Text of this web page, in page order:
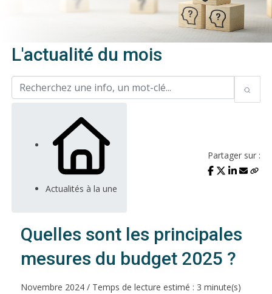
L'actualité du mois
Actualités à la une
Partager sur :
Quelles sont les principales
mesures du budget 2025 ?
Novembre 2024 / Temps de lecture estimé : 3 minute(s)